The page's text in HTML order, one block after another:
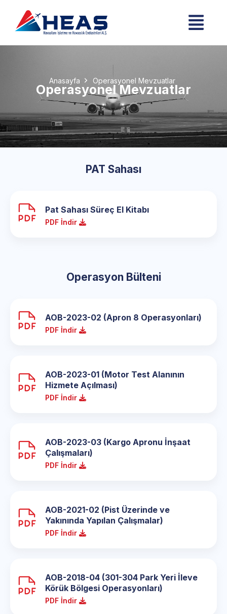
Anasayfa Operasyonel Mevzuatlar
Operasyonel Mevzuatlar
PAT Sahası
Pat Sahası Süreç El Kitabı
PDF İndir
Operasyon Bülteni
AOB-2023-02 (Apron 8 Operasyonları)
PDF İndir
AOB-2023-01 (Motor Test Alanının
Hizmete Açılması)
PDF İndir
AOB-2023-03 (Kargo Apronu İnşaat
Çalışmaları)
PDF İndir
AOB-2021-02 (Pist Üzerinde ve
Yakınında Yapılan Çalışmalar)
PDF İndir
AOB-2018-04 (301-304 Park Yeri İleve
Körük Bölgesi Operasyonları)
PDF İndir